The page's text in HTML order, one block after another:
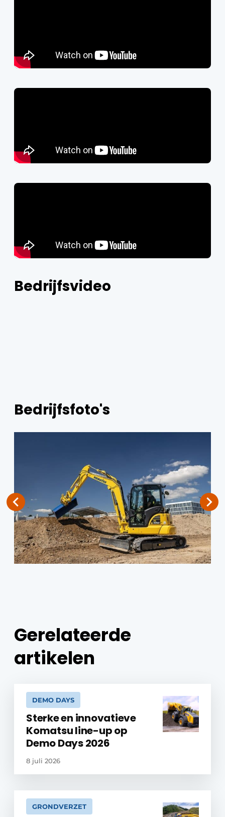
Bedrijfsvideo
Bedrijfsfoto's
Gerelateerde
artikelen
DEMO DAYS
Sterke en innovatieve
Komatsu line-up op
Demo Days 2026
8 juli 2026
GRONDVERZET